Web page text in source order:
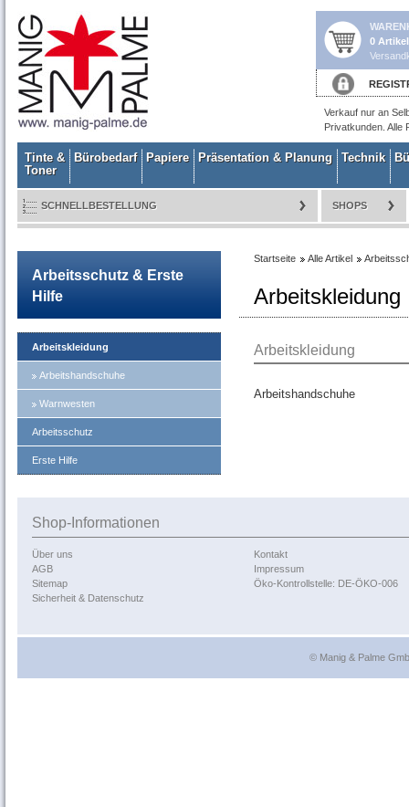
0
Verkauf nur an
Privatkunden. Alle
Tinte &
Toner
Bürobedarf Papiere Präsentation & Planung Technik
SCHNELLBESTELLUNG SHOPS
Arbeitsschutz & Erste
Hilfe
Arbeitskleidung
Arbeitshandschuhe
Warnwesten
Arbeitsschutz
Erste Hilfe
Startseite Alle Artikel
Arbeitskleidung
Arbeitskleidung
Arbeitshandschuhe
Shop-Informationen
Über uns
AGB
Sitemap
Sicherheit & Datenschutz
Kontakt
Impressum
Öko-Kontrollstelle: DE-ÖKO-006
© Manig & Palme